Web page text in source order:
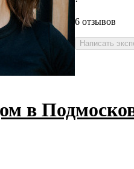
6 отзывов
Написать
в